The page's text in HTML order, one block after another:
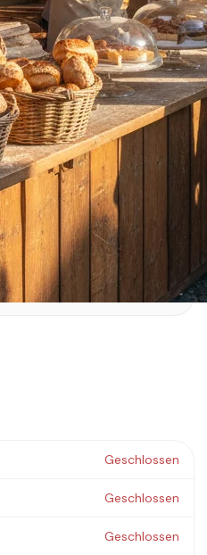
Geschlossen
Geschlossen
Geschlossen